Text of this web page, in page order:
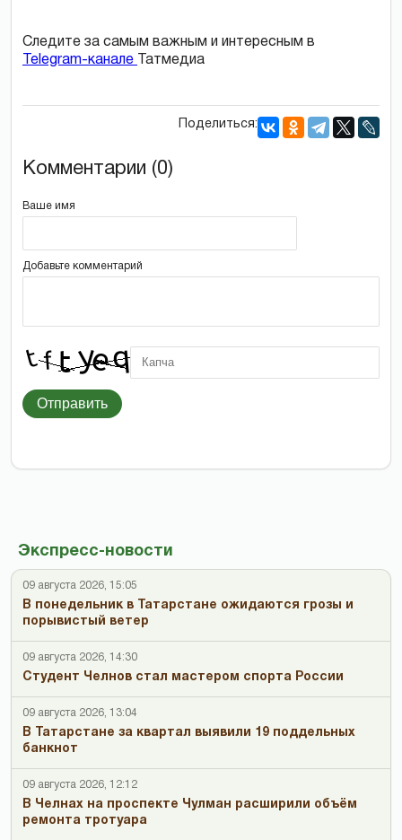
Экспресс-новости
09 августа 2026, 15:05
В понедельник в Татарстане ожидаются грозы и
порывистый ветер
09 августа 2026, 14:30
Студент Челнов стал мастером спорта России
09 августа 2026, 13:04
В Татарстане за квартал выявили 19 поддельных
банкнот
09 августа 2026, 12:12
В Челнах на проспекте Чулман расширили объём
ремонта тротуара
Следите за самым важным и интересным в
Telegram-канале
Татмедиа
Поделиться:
Комментарии (0)
Ваше имя
Добавьте комментарий
Отправить